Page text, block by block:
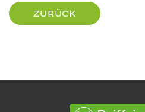
ZURÜCK